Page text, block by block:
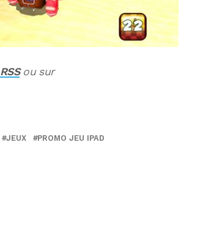
RSSou sur
JEUX PROMO JEU IPAD